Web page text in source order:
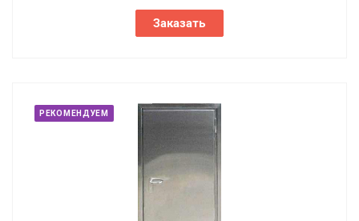
Заказать
РЕКОМЕНДУЕМ